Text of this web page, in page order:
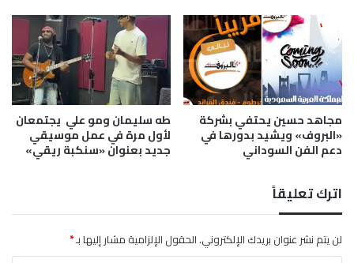
س
و
د
ا
ن
ي
ج
ه
م
ا
و
س
ط
ت
ا
ع
ل
و
ا
مجاهد حسين يحتفي بشركة
«البروف» ويشيد بدورها في
دعم الفن السوداني
طه سليمان ومو علي يجتمعان
لأول مرة في عمل موسيقي
جديد بعنوان «سنكبة ريقي»
اترك تعليقاً
لن يتم نشر عنوان بريدك الإلكتروني.الحقول الإلزامية مشار إليها بـ*